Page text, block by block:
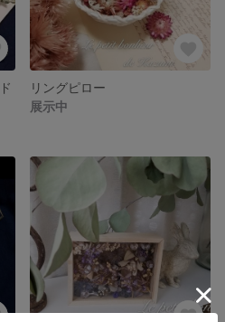
リングピロー
展示中